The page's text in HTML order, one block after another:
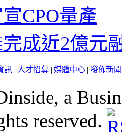
CPO量產
成近2億元
訊 | 人才招募 | 媒體中心 | 發佈新
a
reserved.